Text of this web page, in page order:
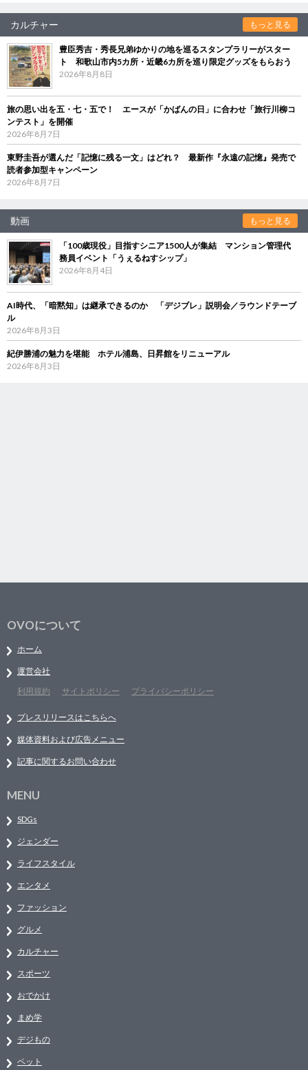
カルチャー もっと見る
豊臣秀吉・秀長兄弟ゆかりの地を巡るスタンプラリーがスター
ト 和歌山市内5カ所・近畿6カ所を巡り限定グッズをもらおう
2026年8月8日
旅の思い出を五・七・五で！ エースが「かばんの日」に合わせ「旅行川柳コ
ンテスト」を開催
2026年8月7日
東野圭吾が選んだ「記憶に残る一文」はどれ？ 最新作『永遠の記憶』発売で
読者参加型キャンペーン
2026年8月7日
動画 もっと見る
「100歳現役」目指すシニア1500人が集結 マンション管理代
務員イベント「うぇるねすシップ」
2026年8月4日
AI時代、「暗黙知」は継承できるのか 「デジブレ」説明会／ラウンドテーブ
ル
2026年8月3日
紀伊勝浦の魅力を堪能 ホテル浦島、日昇館をリニューアル
2026年8月3日
OVOについて
ホーム
運営会社
利用規約
サイトポリシー プライバシーポリシー
プレスリリースはこちらへ
媒体資料および広告メニュー
記事に関するお問い合わせ
MENU
SDGs
ジェンダー
ライフスタイル
エンタメ
ファッション
グルメ
カルチャー
スポーツ
おでかけ
まめ学
デジもの
ペット